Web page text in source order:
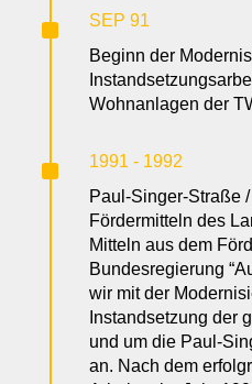
^
SEP 91
Beginn der
Wohnanlagen der
^
1991 - 1992
Paul-Singer-Straße
Fördermitteln des
Mitteln aus dem
Bundesregierung
wir mit der
Instandsetzung der
und um die Paul-
an. Nach dem